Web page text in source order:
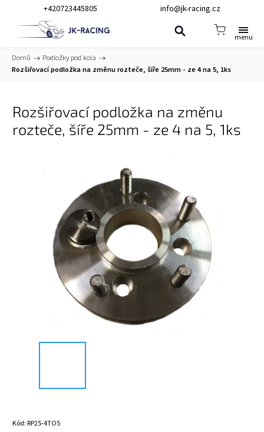
+420723445805 info@jk-racing.cz
Domů / Podložky pod kola /
Rozšiřovací podložka na změnu rozteče, šíře 25mm - ze 4 na 5, 1ks
Rozšiřovací podložka na změnu
rozteče, šíře 25mm - ze 4 na 5, 1ks
Kód:RP25-4TO5